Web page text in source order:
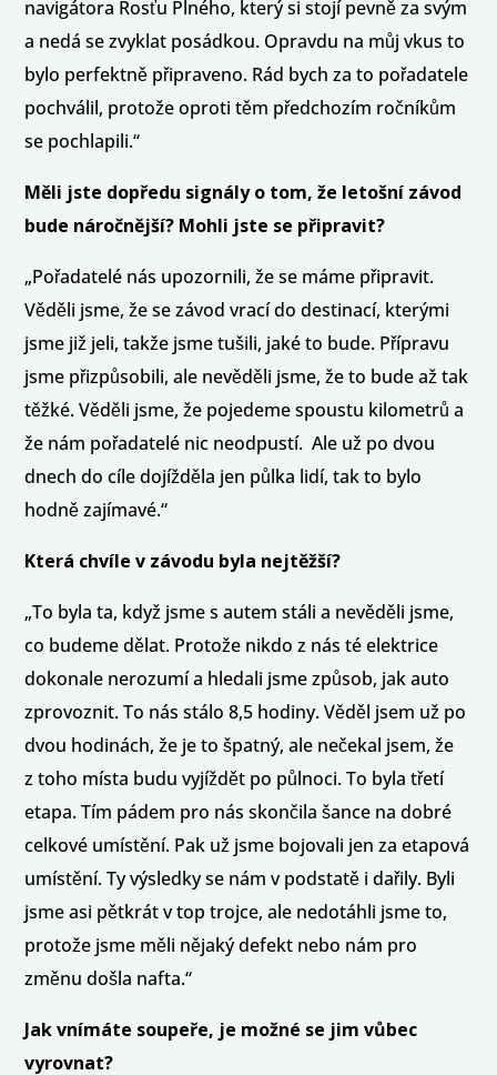
navigátora Rosťu Plného, který si stojí pevně za svým
a nedá se zvyklat posádkou. Opravdu na můj vkus to
bylo perfektně připraveno. Rád bych za to pořadatele
pochválil, protože oproti těm předchozím ročníkům
se pochlapili.“
Měli jste dopředu signály o tom, že letošní závod
bude náročnější? Mohli jste se připravit?
„Pořadatelé nás upozornili, že se máme připravit.
Věděli jsme, že se závod vrací do destinací, kterými
jsme již jeli, takže jsme tušili, jaké to bude. Přípravu
jsme přizpůsobili, ale nevěděli jsme, že to bude až tak
těžké. Věděli jsme, že pojedeme spoustu kilometrů a
že nám pořadatelé nic neodpustí. Ale už po dvou
dnech do cíle dojížděla jen půlka lidí, tak to bylo
hodně zajímavé.“
Která chvíle v závodu byla nejtěžší?
„To byla ta, když jsme s autem stáli a nevěděli jsme,
co budeme dělat. Protože nikdo z nás té elektrice
dokonale nerozumí a hledali jsme způsob, jak auto
zprovoznit. To nás stálo 8,5 hodiny. Věděl jsem už po
dvou hodinách, že je to špatný, ale nečekal jsem, že
z toho místa budu vyjíždět po půlnoci. To byla třetí
etapa. Tím pádem pro nás skončila šance na dobré
celkové umístění. Pak už jsme bojovali jen za etapová
umístění. Ty výsledky se nám v podstatě i dařily. Byli
jsme asi pětkrát v top trojce, ale nedotáhli jsme to,
protože jsme měli nějaký defekt nebo nám pro
změnu došla nafta.“
Jak vnímáte soupeře, je možné se jim vůbec
vyrovnat?